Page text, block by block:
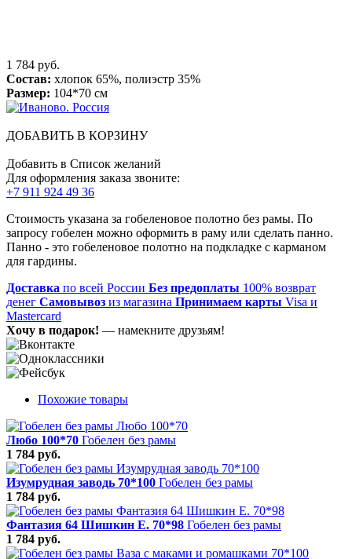
1 784 руб.
Состав: хлопок 65%, полиэстр 35%
Размер: 104*70 см
ДОБАВИТЬ В КОРЗИНУ
Добавить в Список желаний
Для оформления заказа звоните:
+7 911 924 49 36
Стоимость указана за гобеленовое полотно без рамы. По
запросу гобелен можно оформить в раму или сделать панно.
Панно - это гобеленовое полотно на подкладке с карманом
для гардины.
Доставка по всей России Без предоплаты 100% возврат
денег Самовывоз из магазина Принимаем карты Visa и
Mastercard
Хочу в подарок! — намекните друзьям!
Похожие товары
Любо 100*70 Гобелен без рамы
1 784 руб.
Изумрудная заводь 70*100 Гобелен без рамы
1 784 руб.
Фантазия 64 Шишкин Е. 70*98 Гобелен без рамы
1 784 руб.